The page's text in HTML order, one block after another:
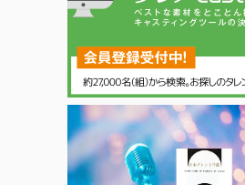
日本タレント名鑑